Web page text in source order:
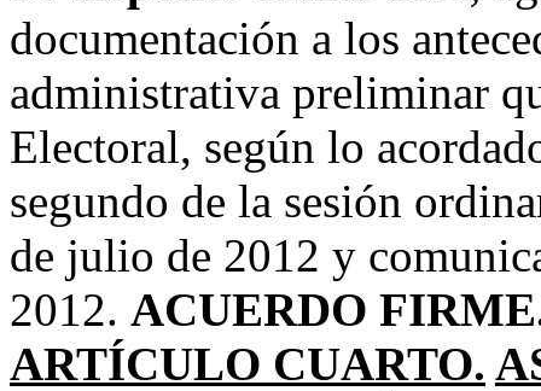
documentación a los
administrativa preliminar
Electoral, según lo
segundo de la sesión
de julio de 2012 y
2012. ACUERDO
ARTÍCULO CUARTO.